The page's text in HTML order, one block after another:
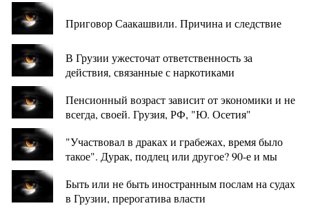
Приговор Саакашвили. Причина и следствие
В Грузии ужесточат ответственность за
действия, связанные с наркотиками
Пенсионный возраст зависит от экономики и не
всегда, своей. Грузия, РФ, "Ю. Осетия"
"Участвовал в драках и грабежах, время было
такое". Дурак, подлец или другое? 90-е и мы
Быть или не быть иностранным послам на судах
в Грузии, прерогатива власти